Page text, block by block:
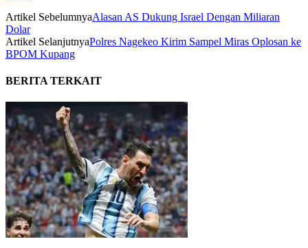
Artikel SebelumnyaAlasan AS Dukung Israel Dengan Miliaran
Dolar
Artikel SelanjutnyaPolres Nagekeo Kirim Sampel Miras Oplosan ke
BPOM Kupang
BERITA TERKAIT